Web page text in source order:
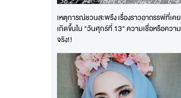
เหตุการณ์ชวนสะพรึง เรื่องราวอาถรรพ์ที่เคย
เกิดขึ้นใน "วันศุกร์ที่ 13" ความเชื่อหรือความ
จริง!!